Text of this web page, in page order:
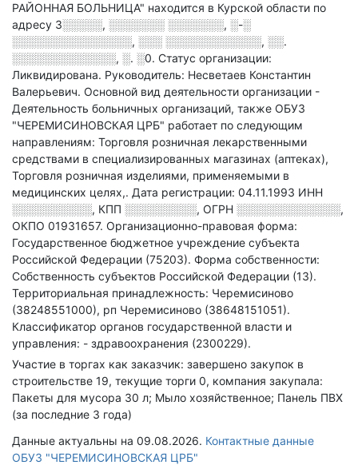
РАЙОННАЯ БОЛЬНИЦА" находится в Курской области по
адресу 3░░░░░, ░░░░░░░ ░░░░░░░, ░-░
░░░░░░░░░░░░░░░, ░░░ ░░░░░░░░░░░░, ░░.
░░░░░░░░░░░░░, ░. ░0. Статус организации:
Ликвидирована. Руководитель: Несветаев Константин
Валерьевич. Основной вид деятельности организации -
Деятельность больничных организаций, также ОБУЗ
"ЧЕРЕМИСИНОВСКАЯ ЦРБ" работает по следующим
направлениям: Торговля розничная лекарственными
средствами в специализированных магазинах (аптеках),
Торговля розничная изделиями, применяемыми в
медицинских целях,. Дата регистрации: 04.11.1993 ИНН
░░░░░░░░░░, КПП ░░░░░░░░░, ОГРН ░░░░░░░░░░░░░,
ОКПО 01931657. Организационно-правовая форма:
Государственное бюджетное учреждение субъекта
Российской Федерации (75203). Форма собственности:
Собственность субъектов Российской Федерации (13).
Территориальная принадлежность: Черемисиново
(38248551000), рп Черемисиново (38648151051).
Классификатор органов государственной власти и
управления: - здравоохранения (2300229).
Участие в торгах как заказчик: завершено закупок в
строительстве 19, текущие торги 0, компания закупала:
Пакеты для мусора 30 л; Мыло хозяйственное; Панель ПВХ
(за последние 3 года)
Данные актуальны на 09.08.2026. Контактные данные
ОБУЗ "ЧЕРЕМИСИНОВСКАЯ ЦРБ"